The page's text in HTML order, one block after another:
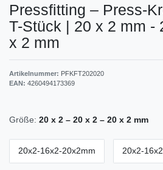
Pressfitting – Press-
T-Stück | 20 x 2 mm -
x 2 mm
Artikelnummer: PFKFT202020
EAN: 4260494173369
Größe: 20 x 2 – 20 x 2 – 20 x 2 mm
20x2-16x2-20x2mm 20x2-